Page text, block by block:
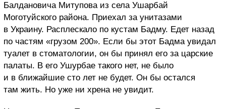
Балдановича Митупова из села Ушарбай
Моготуйского района. Приехал за унитазами
в Украину. Расплескало по кустам Бадму. Едет назад
по частям «грузом 200». Если бы этот Бадма увидал
туалет в стоматологии, он бы принял его за царские
палаты. В его Ушурбае такого нет, не было
и в ближайшие сто лет не будет. Он бы остался
там жить. Но уже ни хрена не увидит.